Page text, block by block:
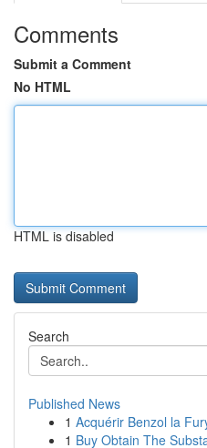
Comments
Submit a Comment
No HTML
HTML is disabled
Search
Published News
1 Acquérir Benzol la
1 Buy Obtain The